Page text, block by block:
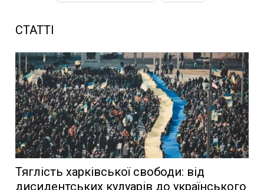
СТАТТІ
Тяглість харківської свободи: від
дисидентських кулуарів до українського